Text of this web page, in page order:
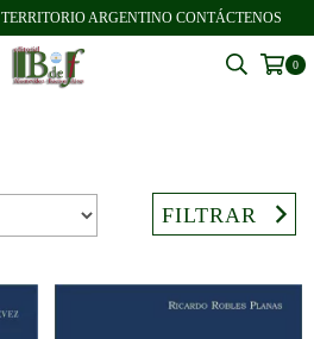
ARGENTINO CONTÁCTENOS
0
FILTRAR